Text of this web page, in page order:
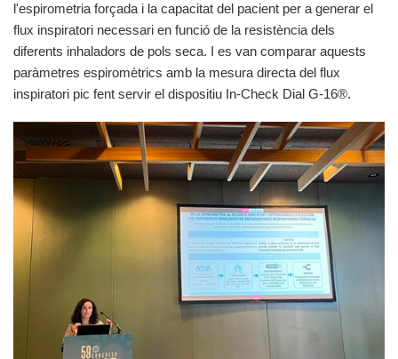
l'espirometria forçada i la capacitat del pacient per a generar el
flux inspiratori necessari en funció de la resistència dels
diferents inhaladors de pols seca. I es van comparar aquests
paràmetres espiromètrics amb la mesura directa del flux
inspiratori pic fent servir el dispositiu In‑Check Dial G‑16®.